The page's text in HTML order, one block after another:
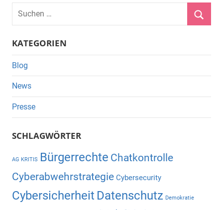
Suchen
KATEGORIEN
Blog
News
Presse
SCHLAGWÖRTER
AG KRITIS Bürgerrechte Chatkontrolle
Cyberabwehrstrategie Cybersecurity
Cybersicherheit Datenschutz Demokratie